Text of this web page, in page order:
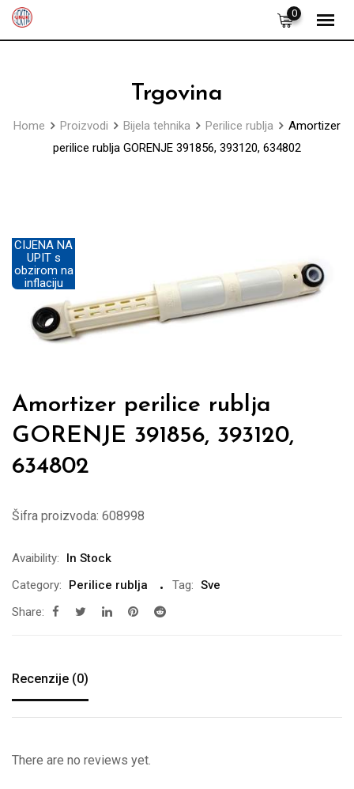
Skip
0
Trgovina
Home Proizvodi Bijela tehnika Perilice rublja
Amortizer
perilice rublja GORENJE 391856, 393120, 634802
CIJENA NA
UPIT s
obzirom na
inflaciju
Amortizer perilice rublja
GORENJE 391856, 393120,
634802
Šifra proizvoda: 608998
Avaibility:
In Stock
Category:
Perilice rublja Tag: Sve
Share:
Recenzije (0)
There are no reviews yet.